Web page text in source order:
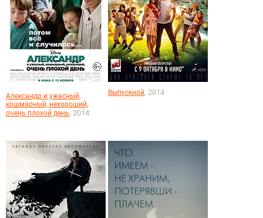
Александр и ужасный,
кошмарный, нехороший,
очень плохой день, 2014
Выпускной, 2014